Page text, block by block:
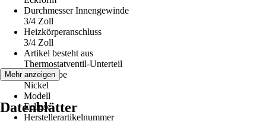
Durchmesser Innengewinde
3/4 Zoll
Heizkörperanschluss
3/4 Zoll
Artikel besteht aus
Thermostatventil-Unterteil
Grundfarbe
Nickel
Modell
Eclipse
Herstellerartikelnummer
Mehr anzeigen
Datenblätter